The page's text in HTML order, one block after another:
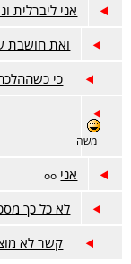
אני ליברלית
ואת חושבת
כי
משה
אני oo
לא כל כך
קשר לא